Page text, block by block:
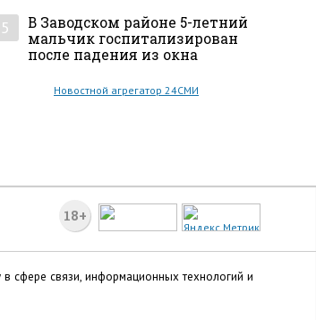
5
В Заводском районе 5-летний
мальчик госпитализирован
после падения из окна
Новостной агрегатор 24СМИ
18+
сфере связи, информационных технологий и